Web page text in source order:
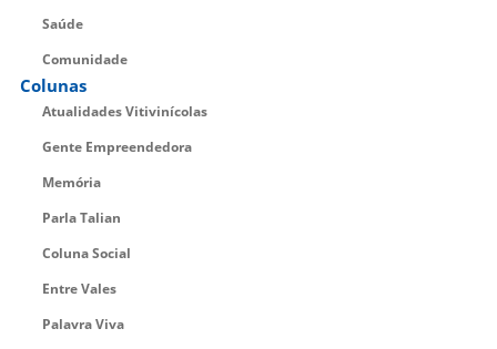
Saúde
Comunidade
Colunas
Atualidades Vitivinícolas
Gente Empreendedora
Memória
Parla Talian
Coluna Social
Entre Vales
Palavra Viva